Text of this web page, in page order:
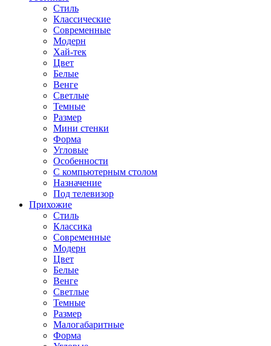
Стиль
Классические
Современные
Модерн
Хай-тек
Цвет
Белые
Венге
Светлые
Темные
Размер
Мини стенки
Форма
Угловые
Особенности
С компьютерным столом
Назначение
Под телевизор
Прихожие
Стиль
Классика
Современные
Модерн
Цвет
Белые
Венге
Светлые
Темные
Размер
Малогабаритные
Форма